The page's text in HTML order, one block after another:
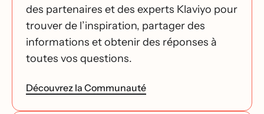
des partenaires et des experts Klaviyo pour
trouver de l’inspiration, partager des
informations et obtenir des réponses à
toutes vos questions.
Découvrez la Communauté